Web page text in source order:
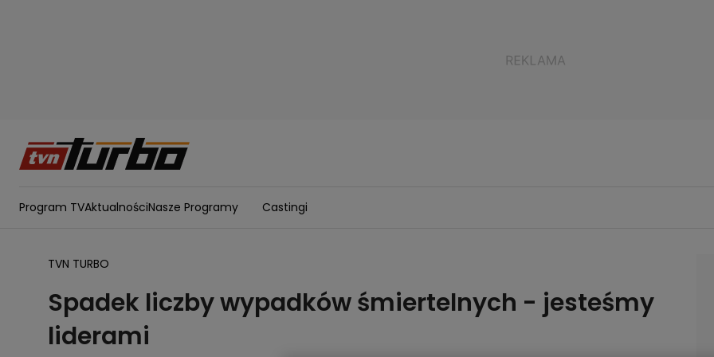
Program TVAktualnościNasze Programy Castingi
TVN TURBO
Spadek liczby wypadków śmiertelnych - jesteśmy
liderami